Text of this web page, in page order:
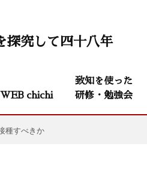
探究して四十八年
WEB chichi
致知を使った
研修・勉強会
種すべきか